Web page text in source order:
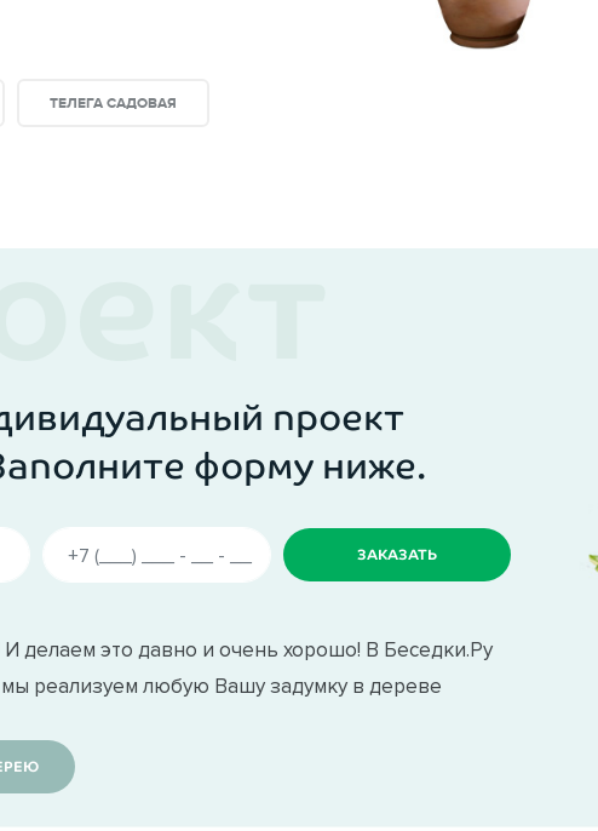
более комфортным и функциональным.
в сжатые сроки и выполняется только
ТЕЛЕГА САДОВАЯ
проект
форму ниже.
делаем это давно и очень хорошо! В Беседки.Ру
реализуем любую Вашу задумку в дереве